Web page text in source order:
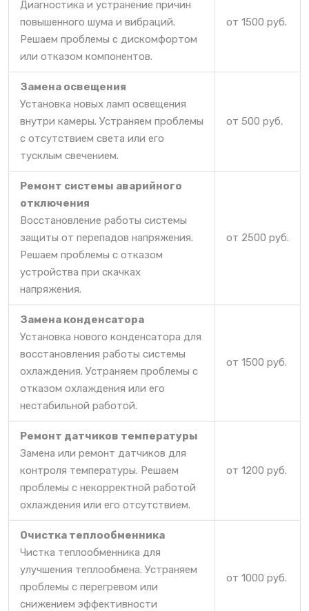
Диагностика и устранение причин
повышенного шума и вибраций.
Решаем проблемы с дискомфортом
или отказом компонентов.
от 1500 руб.
Замена освещения
Установка новых ламп освещения
внутри камеры. Устраняем проблемы
с отсутствием света или его
тусклым свечением.
от 500 руб.
Ремонт системы аварийного
отключения
Восстановление работы системы
защиты от перепадов напряжения.
Решаем проблемы с отказом
устройства при скачках
напряжения.
от 2500 руб.
Замена конденсатора
Установка нового конденсатора для
восстановления работы системы
охлаждения. Устраняем проблемы с
отказом охлаждения или его
нестабильной работой.
от 1500 руб.
Ремонт датчиков температуры
Замена или ремонт датчиков для
контроля температуры. Решаем
проблемы с некорректной работой
охлаждения или его отсутствием.
от 1200 руб.
Очистка теплообменника
Чистка теплообменника для
улучшения теплообмена. Устраняем
проблемы с перегревом или
снижением эффективности
от 1000 руб.